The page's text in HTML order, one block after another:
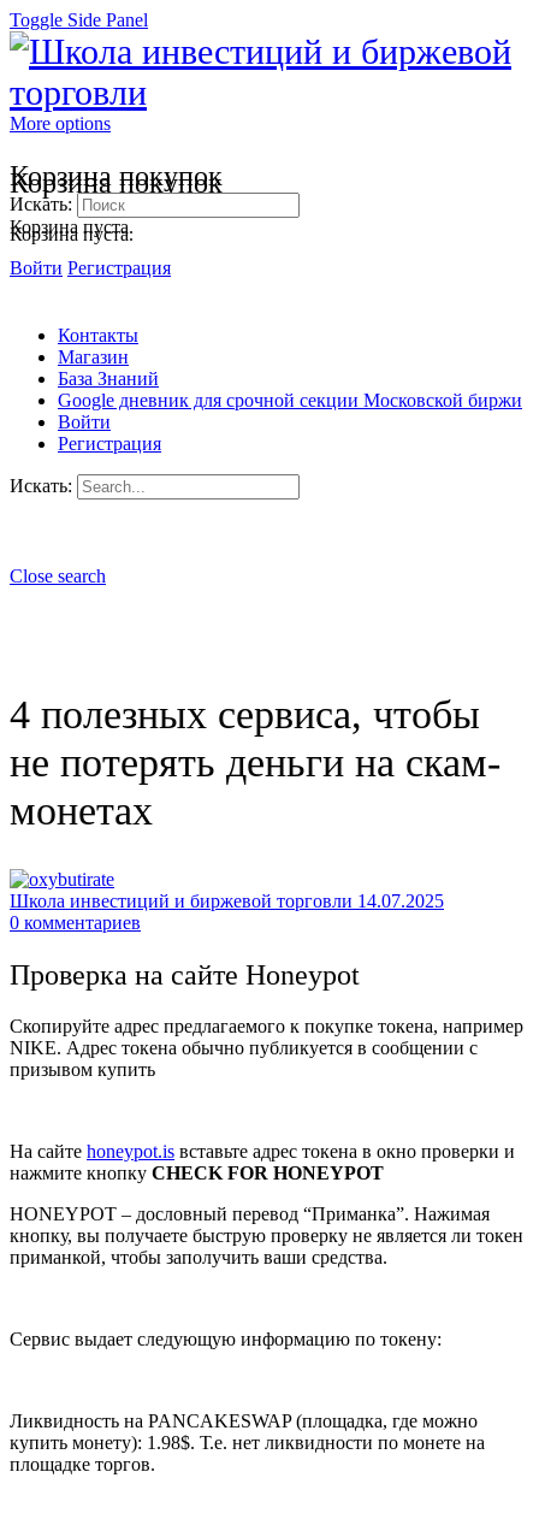
Toggle Side Panel
More options
Корзина покупок
Корзина пуста.
Войти Регистрация
Корзина покупок
Корзина пуста.
Искать:
Контакты
Магазин
База Знаний
Google дневник для срочной секции Московской биржи
Войти
Регистрация
Искать:
Close search
4 полезных сервиса, чтобы
не потерять деньги на скам-
монетах
Школа инвестиций и биржевой торговли 14.07.2025
0 комментариев
Проверка на сайте Honeypot
Скопируйте адрес предлагаемого к покупке токена, например
NIKE. Адрес токена обычно публикуется в сообщении с
призывом купить
На сайте honeypot.is вставьте адрес токена в окно проверки и
нажмите кнопку CHECK FOR HONEYPOT
HONEYPOT – дословный перевод “Приманка”. Нажимая
кнопку, вы получаете быструю проверку не является ли токен
приманкой, чтобы заполучить ваши средства.
Сервис выдает следующую информацию по токену:
Ликвидность на PANCAKESWAP (площадка, где можно
купить монету): 1.98$. Т.е. нет ликвидности по монете на
площадке торгов.